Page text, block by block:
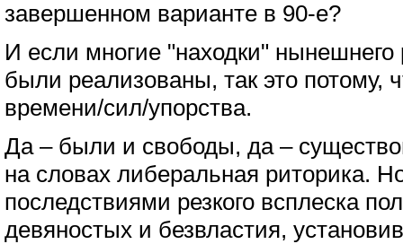
завершенном варианте в 90-е?
И если многие "находки"
были реализованы, так это потому,
времени/сил/упорства.
Да – были и свободы, да –
на словах либеральная риторика.
последствиями резкого всплеска
девяностых и безвластия,